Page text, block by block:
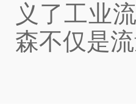
义了工业
森不仅是